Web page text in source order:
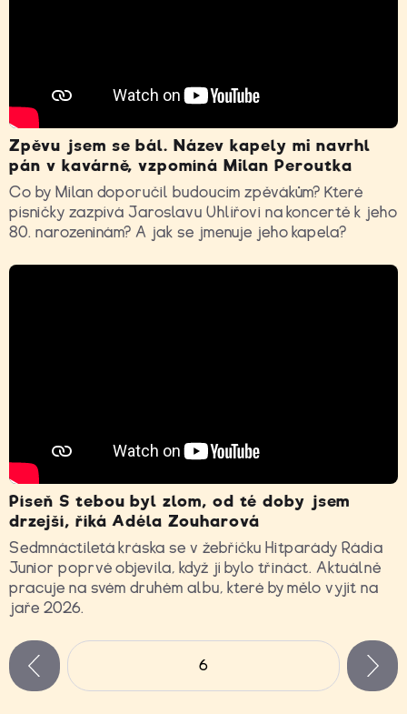
Zpěvu jsem se bál. Název kapely mi navrhl
pán v kavárně, vzpomíná Milan Peroutka
Co by Milan doporučil budoucím zpěvákům? Které
písničky zazpívá Jaroslavu Uhlířovi na koncertě k jeho
80. narozeninám? A jak se jmenuje jeho kapela?
Píseň S tebou byl zlom, od té doby jsem
drzejší, říká Adéla Zouharová
Sedmnáctiletá kráska se v žebříčku Hitparády Rádia
Junior poprvé objevila, když jí bylo třináct. Aktuálně
pracuje na svém druhém albu, které by mělo vyjít na
jaře 2026.
6